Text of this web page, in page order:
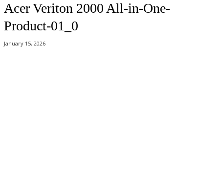
Acer Veriton 2000 All-in-One-
Product-01_0
January 15, 2026